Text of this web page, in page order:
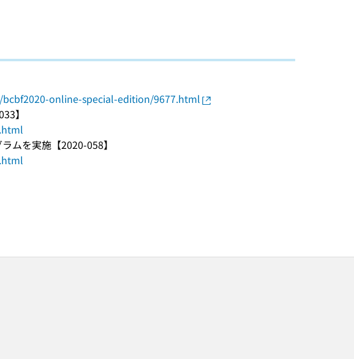
online-special-edition/9677.html
】
ムを実施【2020-058】